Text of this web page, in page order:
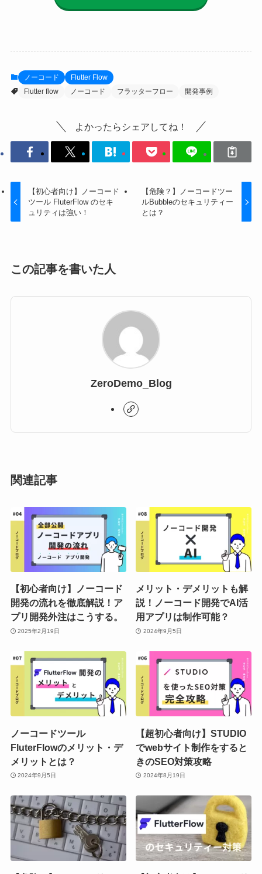
ノーコード
Flutter Flow
Flutter flow
ノーコード フラッターフロー 開発事例
よかったらシェアしてね！
【初心者向け】ノーコード
ツール FluterFlow のセキ
ュリティは強い！
【危険？】ノーコードツー
ルBubbleのセキュリティー
とは？
この記事を書いた人
ZeroDemo_Blog
関連記事
【初心者向け】ノーコード
開発の流れを徹底解説！ア
プリ開発外注はこうする。
2025年2月19日
メリット・デメリットも解
説！ノーコード開発でAI活
用アプリは制作可能？
2024年9月5日
ノーコードツール
FluterFlowのメリット・デ
メリットとは？
2024年9月5日
【超初心者向け】STUDIO
でwebサイト制作をすると
きのSEO対策攻略
2024年8月19日